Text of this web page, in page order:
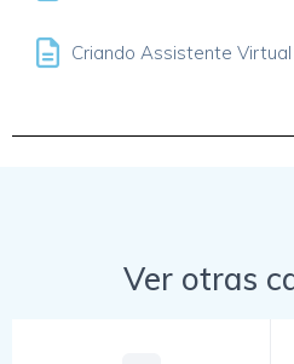
Criando Assistente
Ver otras